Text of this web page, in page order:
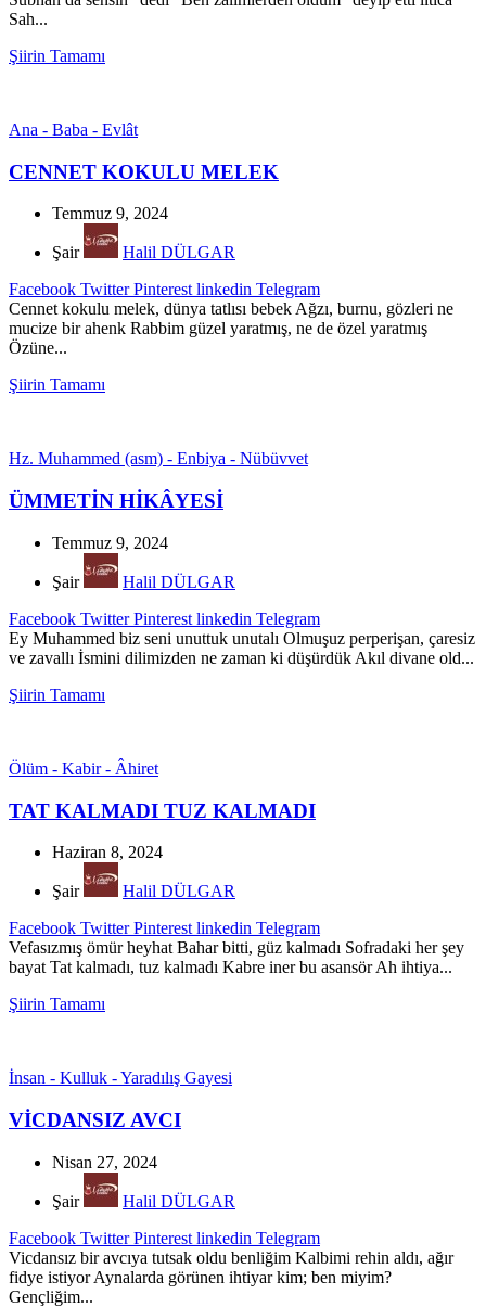
Sah...
Şiirin Tamamı
Ana - Baba - Evlât
CENNET KOKULU MELEK
Temmuz 9, 2024
Şair
Halil DÜLGAR
Facebook Twitter Pinterest linkedin Telegram
Cennet kokulu melek, dünya tatlısı bebek Ağzı, burnu, gözleri ne
mucize bir ahenk Rabbim güzel yaratmış, ne de özel yaratmış
Özüne...
Şiirin Tamamı
Hz. Muhammed (asm) - Enbiya - Nübüvvet
ÜMMETİN HİKÂYESİ
Temmuz 9, 2024
Şair
Halil DÜLGAR
Facebook Twitter Pinterest linkedin Telegram
Ey Muhammed biz seni unuttuk unutalı Olmuşuz perperişan, çaresiz
ve zavallı İsmini dilimizden ne zaman ki düşürdük Akıl divane old...
Şiirin Tamamı
Ölüm - Kabir - Âhiret
TAT KALMADI TUZ KALMADI
Haziran 8, 2024
Şair
Halil DÜLGAR
Facebook Twitter Pinterest linkedin Telegram
Vefasızmış ömür heyhat Bahar bitti, güz kalmadı Sofradaki her şey
bayat Tat kalmadı, tuz kalmadı Kabre iner bu asansör Ah ihtiya...
Şiirin Tamamı
İnsan - Kulluk - Yaradılış Gayesi
VİCDANSIZ AVCI
Nisan 27, 2024
Şair
Halil DÜLGAR
Facebook Twitter Pinterest linkedin Telegram
Vicdansız bir avcıya tutsak oldu benliğim Kalbimi rehin aldı, ağır
fidye istiyor Aynalarda görünen ihtiyar kim; ben miyim?
Gençliğim...